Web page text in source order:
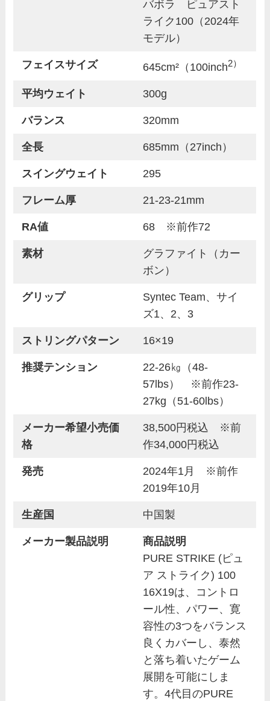
バボラ ピュアスト
ライク100（2024年
モデル）
フェイスサイズ 645cm²（100inch2）
平均ウェイト 300g
バランス 320mm
全長 685mm（27inch）
スイングウェイト 295
フレーム厚 21-23-21mm
RA値 68 ※前作72
素材
グラファイト（カー
ボン）
グリップ
Syntec Team、サイ
ズ1、2、3
ストリングパターン 16×19
推奨テンション
22-26㎏（48-
57lbs） ※前作23-
27kg（51-60lbs）
メーカー希望小売価
格
38,500円税込 ※前
作34,000円税込
発売
2024年1月 ※前作
2019年10月
生産国 中国製
メーカー製品説明
商品説明
PURE STRIKE (ピュ
ア ストライク) 100
16X19は、コントロ
ール性、パワー、寛
容性の3つをバランス
良くカバーし、泰然
と落ち着いたゲーム
展開を可能にしま
す。4代目のPURE